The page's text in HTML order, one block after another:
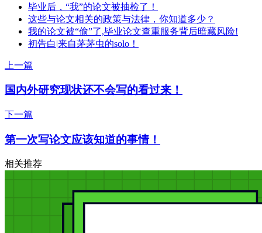
毕业后，“我”的论文被抽检了！
这些与论文相关的政策与法律，你知道多少？
我的论文被“偷”了,毕业论文查重服务背后暗藏风险!
初告白|来自茅茅虫的solo！
上一篇
国内外研究现状还不会写的看过来！
下一篇
第一次写论文应该知道的事情！
相关推荐